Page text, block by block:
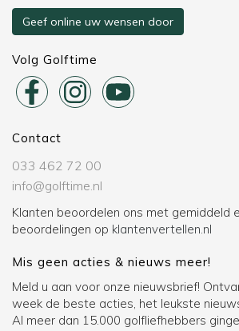
Geef online uw wensen door
Volg Golftime
Contact
033 462 72 00
info@golftime.nl
Klanten beoordelen ons met gemiddeld
beoordelingen op klantenvertellen.nl
Mis geen acties & nieuws meer!
Meld u aan voor onze nieuwsbrief!
week de beste acties, het leukste
Al meer dan 15.000 golfliefhebbers